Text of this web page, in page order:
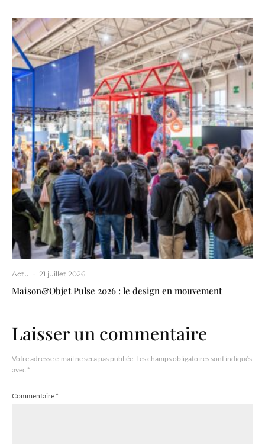
Actu · 21 juillet 2026
Maison&Objet Pulse 2026 : le design en mouvement
Laisser un commentaire
Votre adresse e-mail ne sera pas publiée. Les champs obligatoires sont indiqués
avec *
Commentaire*